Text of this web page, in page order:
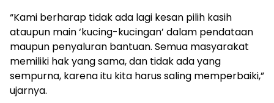
“Kami berharap tidak ada lagi kesan pilih kasih
ataupun main ‘kucing-kucingan’ dalam pendataan
maupun penyaluran bantuan. Semua masyarakat
memiliki hak yang sama, dan tidak ada yang
sempurna, karena itu kita harus saling memperbaiki,”
ujarnya.